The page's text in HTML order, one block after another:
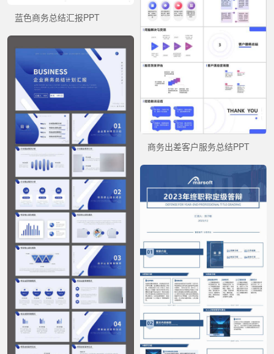
蓝色商务总结汇报PPT
商务出差客户服务总结PPT